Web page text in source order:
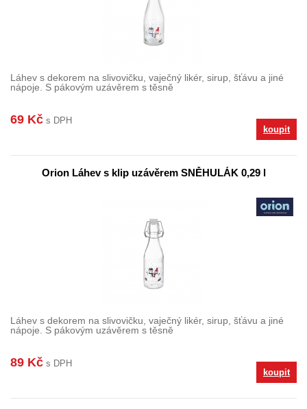
Láhev s dekorem na slivovičku, vaječný likér, sirup, šťávu a jiné
nápoje. S pákovým uzávěrem s těsně
69 Kč s DPH
koupit
Orion Láhev s klip uzávěrem SNĚHULÁK 0,29 l
Láhev s dekorem na slivovičku, vaječný likér, sirup, šťávu a jiné
nápoje. S pákovým uzávěrem s těsně
89 Kč s DPH
koupit